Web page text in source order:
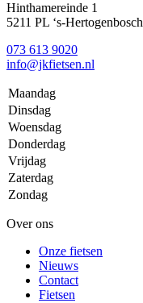
Hinthamereinde 1
5211 PL ‘s-Hertogenbosch
073 613 9020
info@jkfietsen.nl
Maandag
Dinsdag
Woensdag
Donderdag
Vrijdag
Zaterdag
Zondag
Over ons
Onze fietsen
Nieuws
Contact
Fietsen